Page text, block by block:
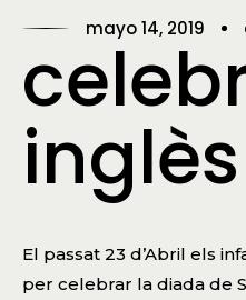
mayo 14, 2019
inglès
El passat 23 d’Abril els
per celebrar la diada de